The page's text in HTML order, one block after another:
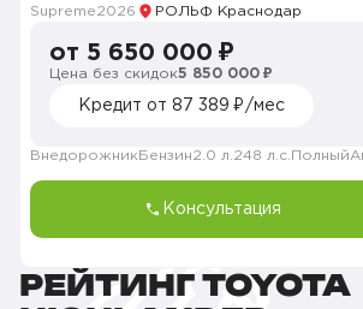
Supreme2026 РОЛЬФ Краснодар
от 5 650 000 ₽
Цена без скидок5 850 000 ₽
Кредит от 87 389 ₽/мес
Внедорожник Бензин2.0 л. 248 л.с. Полный
Консультация
РЕЙТИНГ TOYOTA